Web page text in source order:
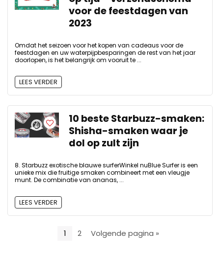
voor de feestdagen van
2023
Omdat het seizoen voor het kopen van cadeaus voor de
feestdagen en uw waterpijpbesparingen de rest van het jaar
doorlopen, is het belangrijk om vooruit te ...
LEES VERDER
10 beste Starbuzz-smaken:
Shisha-smaken waar je
dol op zult zijn
8. Starbuzz exotische blauwe surferWinkel nuBlue Surfer is een
unieke mix die fruitige smaken combineert met een vleugje
munt. De combinatie van ananas, ...
LEES VERDER
1 2 Volgende pagina »